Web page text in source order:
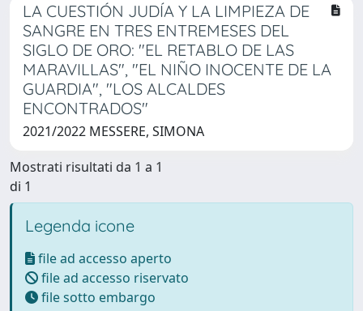
LA CUESTIÓN JUDÍA Y LA LIMPIEZA DE
SANGRE EN TRES ENTREMESES DEL
SIGLO DE ORO: "EL RETABLO DE LAS
MARAVILLAS", "EL NIÑO INOCENTE DE LA
GUARDIA", "LOS ALCALDES
ENCONTRADOS"
2021/2022 MESSERE, SIMONA
Mostrati risultati da 1 a 1
di 1
Legenda icone
file ad accesso aperto
file ad accesso riservato
file sotto embargo